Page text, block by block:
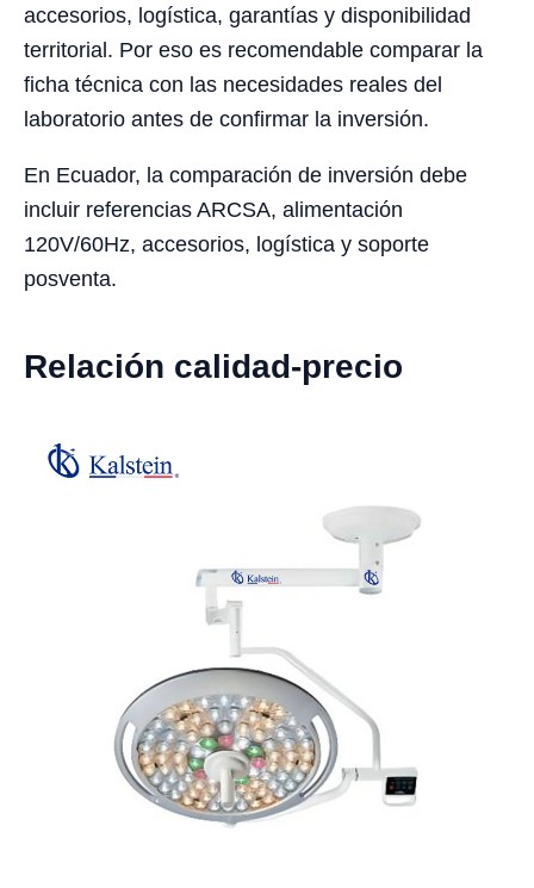
accesorios, logística, garantías y disponibilidad
territorial. Por eso es recomendable comparar la
ficha técnica con las necesidades reales del
laboratorio antes de confirmar la inversión.
En Ecuador, la comparación de inversión debe
incluir referencias ARCSA, alimentación
120V/60Hz, accesorios, logística y soporte
posventa.
Relación calidad-precio